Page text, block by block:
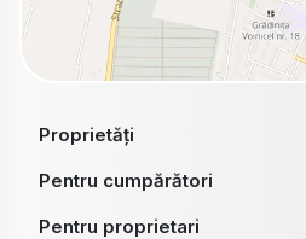
Proprietăți
Pentru cumpărători
Pentru proprietari